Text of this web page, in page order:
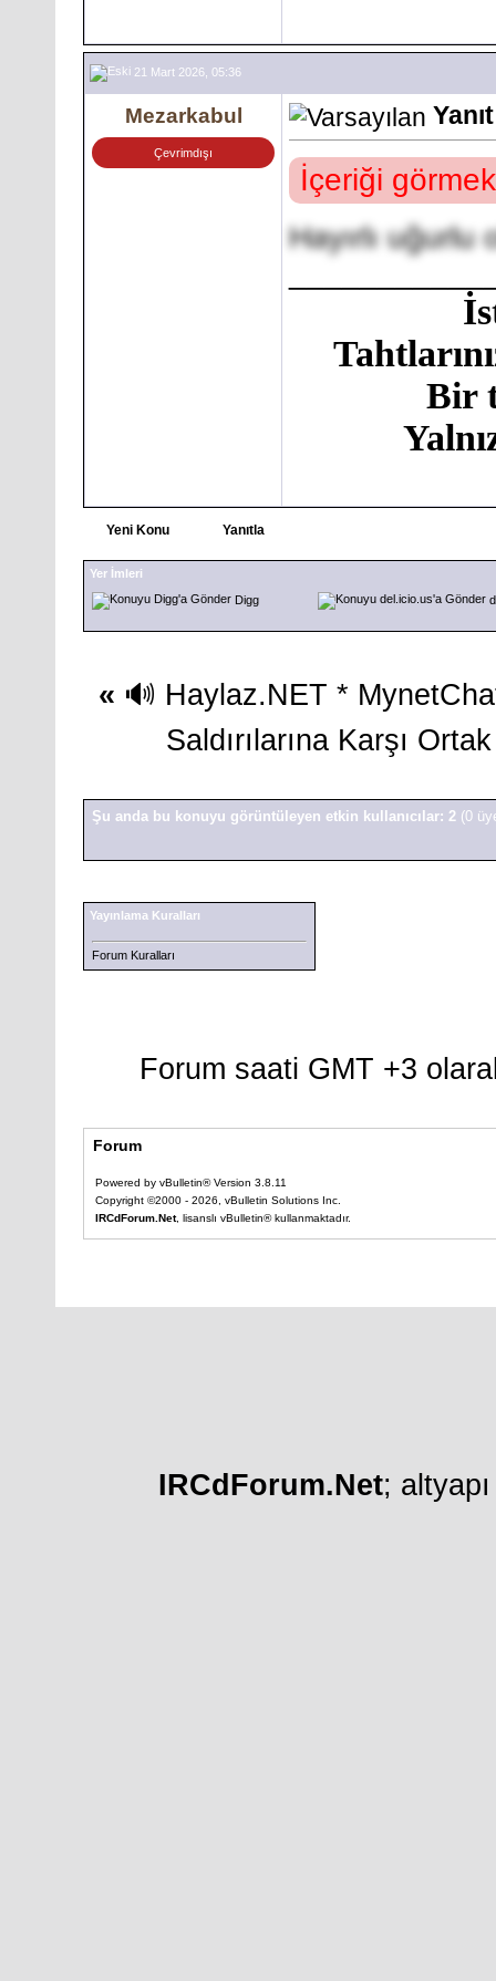
21 Mart 2026, 05:36
Mezarkabul
Çevrimdışı
İçeriği
Hayırlı uğurlu
Bir
Yeni Konu Yanıtla
Yer İmleri
Digg
« 🔊 Haylaz.NET *
Saldırılarına Karşı
Şu anda bu konuyu görüntüleyen etkin kullanıcılar: 2 (0
Yayınlama Kuralları
Forum Kuralları
Forum saati GMT +3
Forum
Powered by vBulletin® Version 3.8.11
Copyright ©2000 - 2026, vBulletin Solutions Inc.
IRCdForum.Net, lisanslı vBulletin® kullanmaktadır.
IRCdForum.Net;